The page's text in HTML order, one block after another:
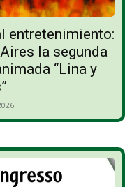
entretenimiento:
la segunda
“Lina y